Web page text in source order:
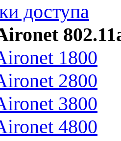
доступа
1800
2800
3800
4800